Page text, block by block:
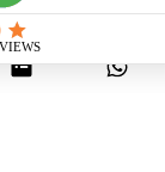
Facebook